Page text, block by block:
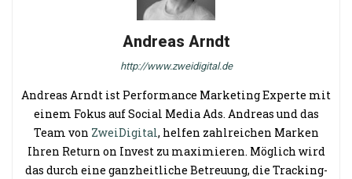
Andreas Arndt
http://www.zweidigital.de
Andreas Arndt ist Performance Marketing Experte mit
einem Fokus auf Social Media Ads. Andreas und das
Team von ZweiDigital, helfen zahlreichen Marken
Ihren Return on Invest zu maximieren. Möglich wird
das durch eine ganzheitliche Betreuung, die Tracking-